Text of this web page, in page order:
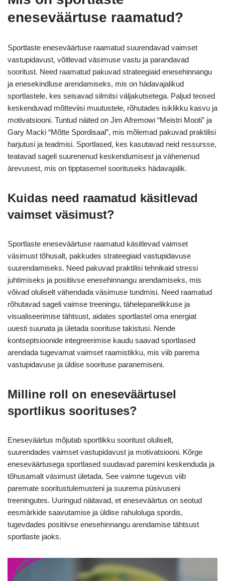
eneseväärtuse raamatud?
Sportlaste eneseväärtuse raamatud suurendavad vaimset
vastupidavust, võitlevad väsimuse vastu ja parandavad
sooritust. Need raamatud pakuvad strateegiaid enesehinnangu
ja enesekindluse arendamiseks, mis on hädavajalikud
sportlastele, kes seisavad silmitsi väljakutsetega. Paljud teosed
keskenduvad mõtteviisi muutustele, rõhutades isiklikku kasvu ja
motivatsiooni. Tuntud näited on Jim Afremowi “Meistri Mooti” ja
Gary Macki “Mõtte Spordisaal”, mis mõlemad pakuvad praktilisi
harjutusi ja teadmisi. Sportlased, kes kasutavad neid ressursse,
teatavad sageli suurenenud keskendumisest ja vähenenud
ärevusest, mis on tipptasemel soorituseks hädavajalik.
Kuidas need raamatud käsitlevad
vaimset väsimust?
Sportlaste eneseväärtuse raamatud käsitlevad vaimset
väsimust tõhusalt, pakkudes strateegiaid vastupidavuse
suurendamiseks. Need pakuvad praktilisi tehnikaid stressi
juhtimiseks ja positiivse enesehinnangu arendamiseks, mis
võivad oluliselt vähendada väsimuse tundmisi. Need raamatud
rõhutavad sageli vaimse treeningu, tähelepanelikkuse ja
visualiseerimise tähtsust, aidates sportlastel oma energiat
uuesti suunata ja ületada soorituse takistusi. Nende
kontseptsioonide integreerimise kaudu saavad sportlased
arendada tugevamat vaimset raamistikku, mis viib parema
vastupidavuse ja üldise soorituse paranemiseni.
Milline roll on eneseväärtusel
sportlikus soorituses?
Eneseväärtus mõjutab sportlikku sooritust oluliselt,
suurendades vaimset vastupidavust ja motivatsiooni. Kõrge
eneseväärtusega sportlased suudavad paremini keskenduda ja
tõhusamalt väsimust ületada. See vaimne tugevus viib
paremate sooritustulemusteni ja suurema püsivuseni
treeningutes. Uuringud näitavad, et eneseväärtus on seotud
eesmärkide saavutamise ja üldise rahuloluga spordis,
tugevdades positiivse enesehinnangu arendamise tähtsust
sportlaste jaoks.